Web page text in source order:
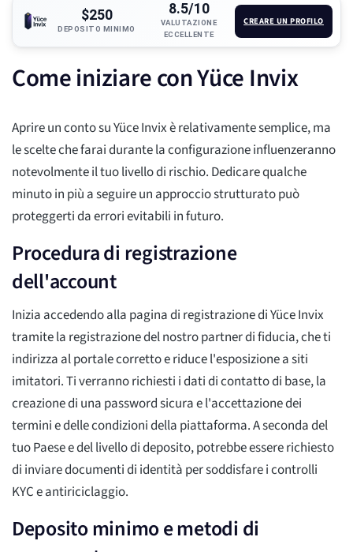
$250
DEPOSITO MINIMO
8.5/10
VALUTAZIONE
ECCELLENTE
CREARE UN PROFILO
Come iniziare con Yüce Invix
Aprire un conto su Yüce Invix è relativamente semplice, ma
le scelte che farai durante la configurazione influenzeranno
notevolmente il tuo livello di rischio. Dedicare qualche
minuto in più a seguire un approccio strutturato può
proteggerti da errori evitabili in futuro.
Procedura di registrazione
dell'account
Inizia accedendo alla pagina di registrazione di Yüce Invix
tramite la registrazione del nostro partner di fiducia, che ti
indirizza al portale corretto e riduce l'esposizione a siti
imitatori. Ti verranno richiesti i dati di contatto di base, la
creazione di una password sicura e l'accettazione dei
termini e delle condizioni della piattaforma. A seconda del
tuo Paese e del livello di deposito, potrebbe essere richiesto
di inviare documenti di identità per soddisfare i controlli
KYC e antiriciclaggio.
Deposito minimo e metodi di